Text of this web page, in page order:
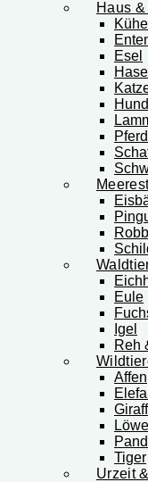
Haus
Kühe
Esel
Eule
Igel
Reh
Affen
Löwe
Tiger
Urzeit